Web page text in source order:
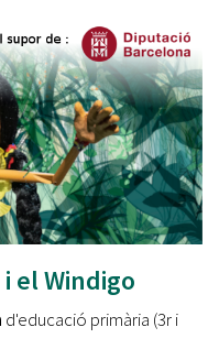
el Windigo
d'educació primària (3r i